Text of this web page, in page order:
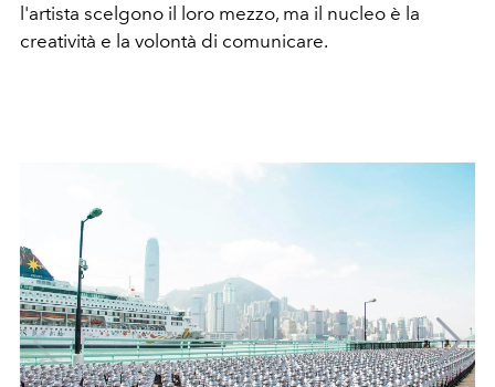
l'artista scelgono il loro mezzo, ma il nucleo è la
creatività e la volontà di comunicare.